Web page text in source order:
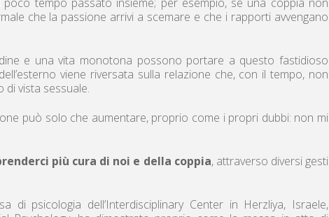
che la passione arrivi a scemare e che i rapporti avvengano
e una vita monotona possono portare a questo fastidioso
viene riversata sulla relazione che, con il tempo, non
di vista sessuale.
può solo che aumentare, proprio come i propri dubbi: non mi
più cura di noi e della coppia, attraverso diversi gesti
di psicologia dell’Interdisciplinary Center in Herzliya, Israele,